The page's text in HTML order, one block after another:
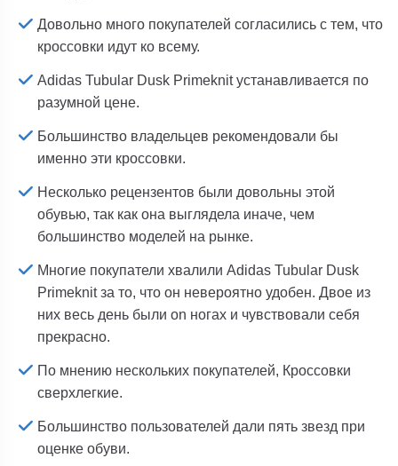
Довольно много покупателей согласились с тем, что
кроссовки идут ко всему.
Adidas Tubular Dusk Primeknit устанавливается по
разумной цене.
Большинство владельцев рекомендовали бы
именно эти кроссовки.
Несколько рецензентов были довольны этой
обувью, так как она выглядела иначе, чем
большинство моделей на рынке.
Многие покупатели хвалили Adidas Tubular Dusk
Primeknit за то, что он невероятно удобен. Двое из
них весь день были on ногах и чувствовали себя
прекрасно.
По мнению нескольких покупателей, Кроссовки
сверхлегкие.
Большинство пользователей дали пять звезд при
оценке обуви.